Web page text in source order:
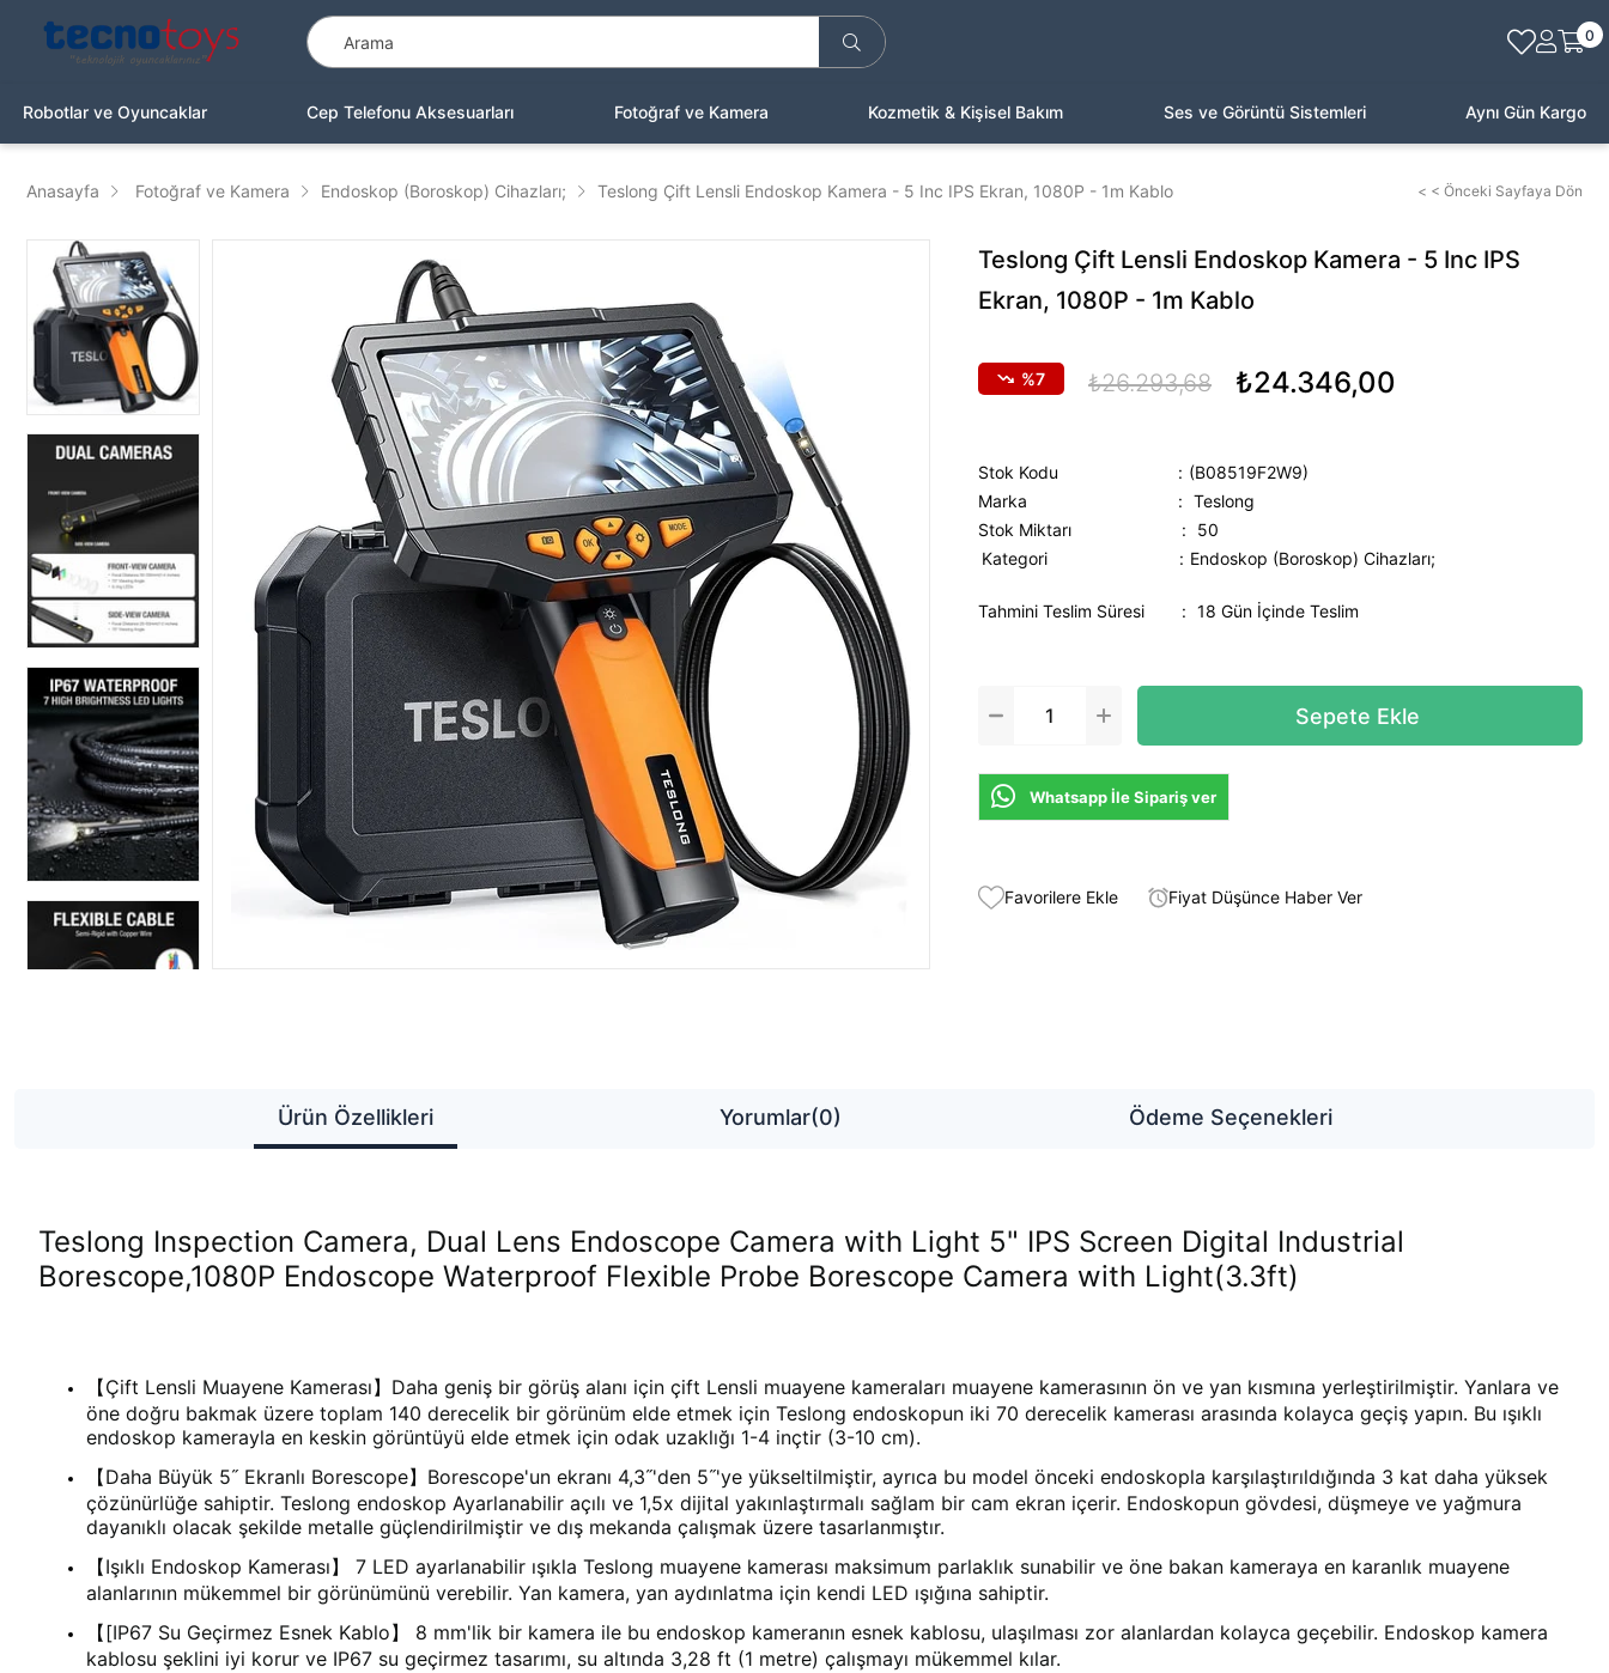
0
Robotlar ve Oyuncaklar Cep Telefonu Aksesuarları Fotoğraf ve Kamera Kozmetik & Kişisel Bakım Ses ve Görüntü Sistemleri Aynı Gün Kargo
Anasayfa Fotoğraf ve Kamera Endoskop (Boroskop) Cihazları; Teslong Çift Lensli Endoskop Kamera - 5 Inc IPS Ekran, 1080P - 1m Kablo < < Önceki Sayfaya Dön
Teslong Çift Lensli Endoskop Kamera - 5 Inc IPS
Ekran, 1080P - 1m Kablo
7 ₺26.293,68 ₺24.346,00
Stok Kodu
(B08519F2W9)
Marka
: Teslong
Stok Miktarı
:
50
Kategori
Endoskop (Boroskop) Cihazları;
Tahmini Teslim Süresi : 18 Gün İçinde Teslim
Whatsapp İle Sipariş ver
Favorilere Ekle Fiyat Düşünce Haber Ver
Ürün Özellikleri Yorumlar(0) Ödeme Seçenekleri
Teslong Inspection Camera, Dual Lens Endoscope Camera with Light 5" IPS Screen Digital Industrial
Borescope,1080P Endoscope Waterproof Flexible Probe Borescope Camera with Light(3.3ft)
【Çift Lensli Muayene Kamerası】Daha geniş bir görüş alanı için çift Lensli muayene kameraları muayene kamerasının ön ve yan kısmına yerleştirilmiştir. Yanlara ve
öne doğru bakmak üzere toplam 140 derecelik bir görünüm elde etmek için Teslong endoskopun iki 70 derecelik kamerası arasında kolayca geçiş yapın. Bu ışıklı
endoskop kamerayla en keskin görüntüyü elde etmek için odak uzaklığı 1-4 inçtir (3-10 cm).
【Daha Büyük 5˝ Ekranlı Borescope】Borescope'un ekranı 4,3˝'den 5˝'ye yükseltilmiştir, ayrıca bu model önceki endoskopla karşılaştırıldığında 3 kat daha yüksek
çözünürlüğe sahiptir. Teslong endoskop Ayarlanabilir açılı ve 1,5x dijital yakınlaştırmalı sağlam bir cam ekran içerir. Endoskopun gövdesi, düşmeye ve yağmura
dayanıklı olacak şekilde metalle güçlendirilmiştir ve dış mekanda çalışmak üzere tasarlanmıştır.
【Işıklı Endoskop Kamerası】 7 LED ayarlanabilir ışıkla Teslong muayene kamerası maksimum parlaklık sunabilir ve öne bakan kameraya en karanlık muayene
alanlarının mükemmel bir görünümünü verebilir. Yan kamera, yan aydınlatma için kendi LED ışığına sahiptir.
【[IP67 Su Geçirmez Esnek Kablo】 8 mm'lik bir kamera ile bu endoskop kameranın esnek kablosu, ulaşılması zor alanlardan kolayca geçebilir. Endoskop kamera
kablosu şeklini iyi korur ve IP67 su geçirmez tasarımı, su altında 3,28 ft (1 metre) çalışmayı mükemmel kılar.